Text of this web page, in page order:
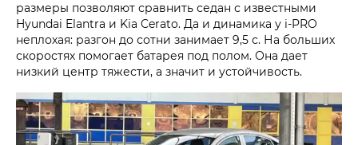
размеры позволяют сравнить седан с известными
Hyundai Elantra и Kia Cerato. Да и динамика у i‑PRO
неплохая: разгон до сотни занимает 9,5 с. На больших
скоростях помогает батарея под полом. Она дает
низкий центр тяжести, а значит и устойчивость.